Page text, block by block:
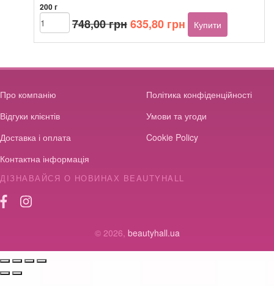
200 г
748,00грнОригінальна
ціна:
635,80 грнПоточна
ціна:
Beautyhall
ALGO
peel
mask
Burst
Купити
Про компанію
Відгуки клієнтів
Доставка і оплата
Контактна інформація
Політика конфіденційності
Умови та угоди
Cookie Policy
ДІЗНАВАЙСЯ О НОВИНАХ BEAUTYHALL
© 2026, beautyhall.ua